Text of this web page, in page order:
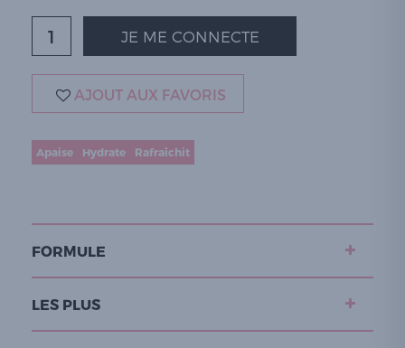
JE ME CONNECTE
AJOUT AUX FAVORIS
Apaise Hydrate Rafraîchit
FORMULE
LES PLUS